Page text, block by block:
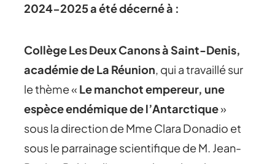
2024-2025 a été décerné à :
Collège Les Deux Canons à Saint-Denis,
académie de La Réunion, qui a travaillé sur
le thème « Le manchot empereur, une
espèce endémique de l’Antarctique»
sous la direction de Mme Clara Donadio et
sous le parrainage scientifique de M. Jean-